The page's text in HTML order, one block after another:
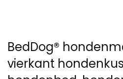
BedDog®
vierkant